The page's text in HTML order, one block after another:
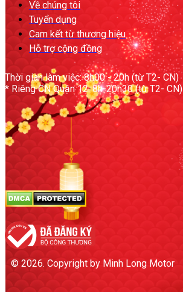
Về chúng tôi
Tuyển dụng
Cam kết từ thương hiệu
Hỗ trợ cộng đồng
Thời gian làm việc: 8h00 - 20h (từ T2- CN)
* Riêng CN Quận 12: 8h-20h30 (từ T2- CN)
© 2026. Copyright by Minh Long Motor